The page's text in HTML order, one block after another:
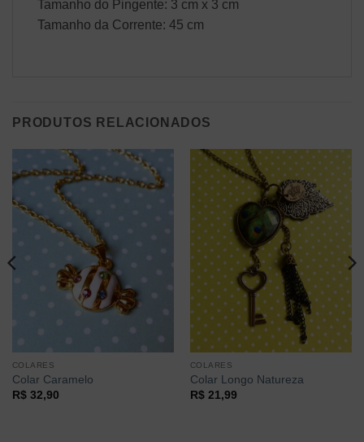
Tamanho do Pingente: 3 cm x 3 cm
Tamanho da Corrente: 45 cm
PRODUTOS RELACIONADOS
COLARES
Colar Caramelo
R$32,90
COLARES
Colar Longo Natureza
R$21,99